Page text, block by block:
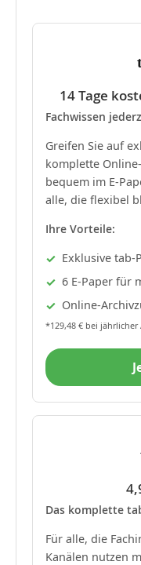
14 Tage
Fachwissen
Greifen Sie auf
komplette
bequem im E-
alle, die flexibel
Ihre Vorteile:
Exklusive tab-
6 E-Paper für
Online-
*129,48 € bei
Das komplette
Für alle, die
Kanälen nutzen